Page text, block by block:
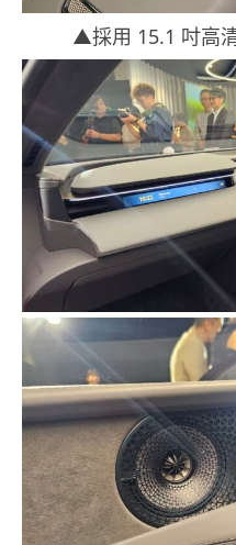
▲採用 15.1 吋高